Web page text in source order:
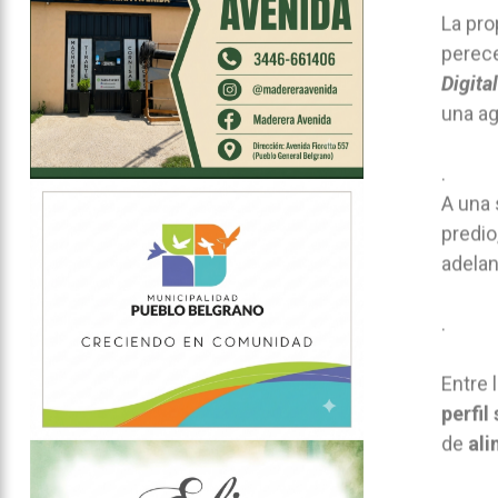
La
Digital
una
.
A
.
Entre
perfil
de